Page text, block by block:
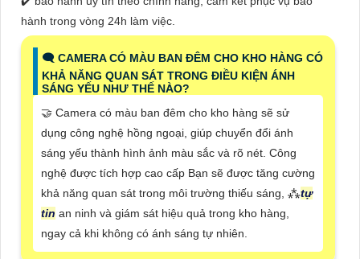
hành trong vòng 24h làm việc.
🗨️ CAMERA CÓ MÀU BAN ĐÊM CHO KHO HÀNG CÓ
KHẢ NĂNG QUAN SÁT TRONG ĐIỀU KIỆN ÁNH
SÁNG YẾU NHƯ THẾ NÀO?
🤝 Camera có màu ban đêm cho kho hàng sẽ sử
dụng công nghệ hồng ngoại, giúp chuyển đổi ánh
sáng yếu thành hình ảnh màu sắc và rõ nét. Công
nghệ được tích hợp cao cấp Bạn sẽ được tăng cường
khả năng quan sát trong môi trường thiếu sáng, ⁂tự
tin an ninh và giám sát hiệu quả trong kho hàng,
ngay cả khi không có ánh sáng tự nhiên.